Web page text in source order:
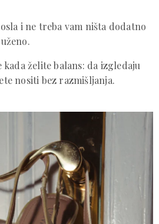
i ne treba vam ništa dodatno
želite balans: da izgledaju
nositi bez razmišljanja.